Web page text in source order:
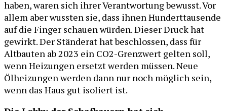
haben, waren sich ihrer Verantwortung bewusst. Vor
allem aber wussten sie, dass ihnen Hunderttausende
auf die Finger schauen würden. Dieser Druck hat
gewirkt. Der Ständerat hat beschlossen, dass für
Altbauten ab 2023 ein CO2-Grenzwert gelten soll,
wenn Heizungen ersetzt werden müssen. Neue
Ölheizungen werden dann nur noch möglich sein,
wenn das Haus gut isoliert ist.